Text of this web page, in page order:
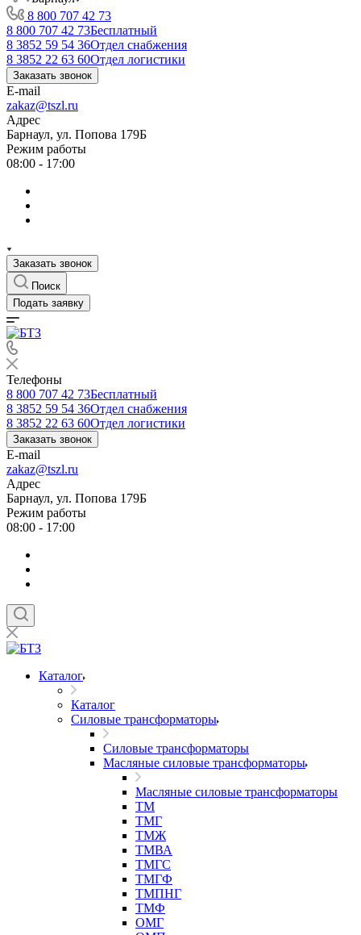
8 800 707 42 73
8 800 707 42 73Бесплатный
8 3852 59 54 36Отдел снабжения
8 3852 22 63 60Отдел логистики
Заказать звонок
E-mail
zakaz@tszl.ru
Адрес
Барнаул, ул. Попова 179Б
Режим работы
08:00 - 17:00
Заказать звонок
Поиск
Подать заявку
Телефоны
8 800 707 42 73Бесплатный
8 3852 59 54 36Отдел снабжения
8 3852 22 63 60Отдел логистики
Заказать звонок
E-mail
zakaz@tszl.ru
Адрес
Барнаул, ул. Попова 179Б
Режим работы
08:00 - 17:00
Каталог
Каталог
Силовые трансформаторы
Силовые трансформаторы
Масляные силовые трансформаторы
Масляные силовые трансформаторы
ТМ
ТМГ
ТМЖ
ТМВА
ТМГС
ТМГФ
ТМПНГ
ТМФ
ОМГ